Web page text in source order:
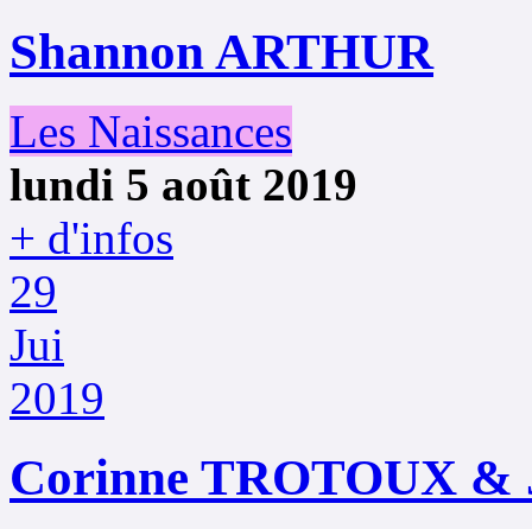
Shannon ARTHUR
Les Naissances
lundi 5 août 2019
+ d'infos
29
Jui
2019
Corinne TROTOUX